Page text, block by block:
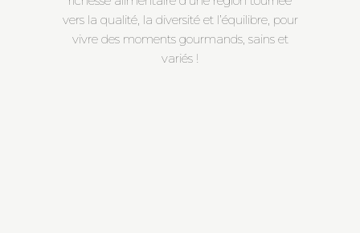
vers la qualité, la diversité et l’équilibre, pour
vivre des moments gourmands, sains et
variés !